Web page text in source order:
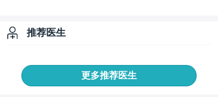
技术，苏州东吴结石医院都走在行业的前列。
的每一位员工都秉持“以患者为中心”的服务理念，从挂
号到诊疗，每一个环节都力求做到细致周到。医院还特
别设立了舒适的候诊区和私密的诊疗空间，让患者在就
推荐医生
更多推荐医生